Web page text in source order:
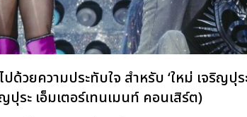
วยความประทับใจ สำหรับ ‘ใหม่ เจริญปุร
ปุระ เอ็มเตอร์เทนเมนท์ คอนเสิร์ต)